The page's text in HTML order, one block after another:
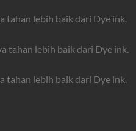
tahan lebih baik dari Dye ink.
tahan lebih baik dari Dye ink.
tahan lebih baik dari Dye ink.